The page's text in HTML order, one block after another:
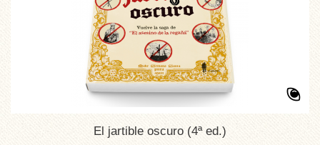
El jartible oscuro (4ª ed.)